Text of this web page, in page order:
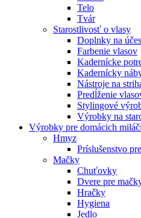
Telo
Tvár
Starostlivosť o vlasy
Doplnky na účes
Farbenie vlasov
Kadernícke
Kadernícky
Nástroje na
Predĺženie
Stylingové
Výrobky na
Výrobky pre domácich
Hmyz
Príslušenstvo
Mačky
Chuťovky
Dvere pre
Hračky
Hygiena
Jedlo